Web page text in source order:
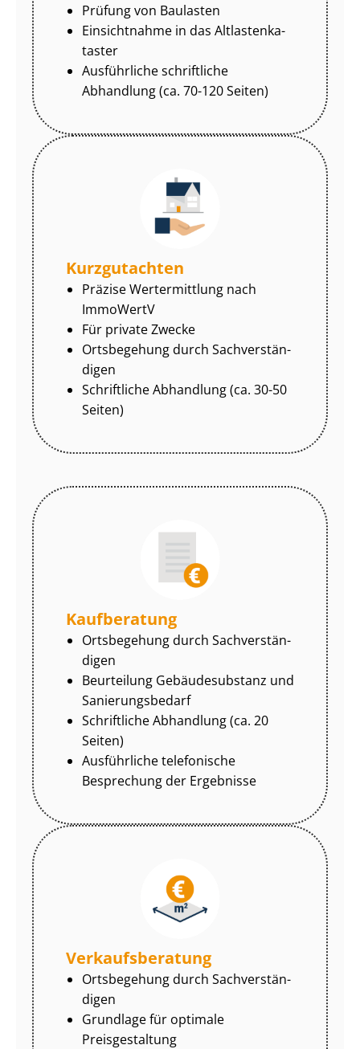
Prüfung von Baulasten
Einsichtnahme in das Alt­las­ten­ka­
tas­ter
Ausführliche schriftliche
Abhandlung (ca. 70-120 Seiten)
Kurzgutachten
Präzise Wertermittlung nach
ImmoWertV
Für private Zwecke
Ortsbegehung durch Sach­ver­stän­
di­gen
Schriftliche Abhandlung (ca. 30-50
Seiten)
Kaufberatung
Ortsbegehung durch Sach­ver­stän­
di­gen
Beurteilung Gebäudesubstanz und
Sa­nie­rungs­be­darf
Schriftliche Abhandlung (ca. 20
Seiten)
Ausführliche telefonische
Besprechung der Ergebnisse
Ver­kaufs­be­ra­tung
Ortsbegehung durch Sach­ver­stän­
di­gen
Grundlage für optimale
Preisgestaltung